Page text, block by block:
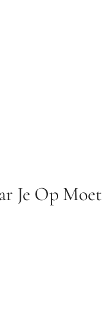
Je Op Moet